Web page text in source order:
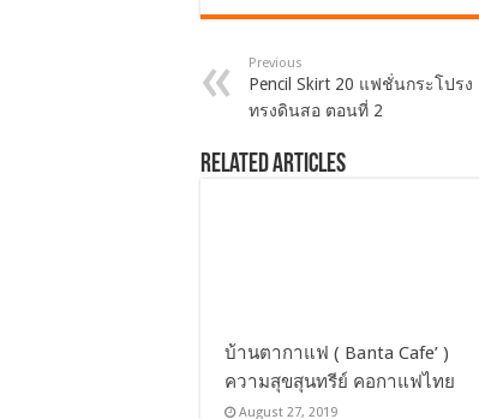
Previous
Pencil Skirt 20 แฟชั่นกระโปรง
ทรงดินสอ ตอนที่ 2
Related Articles
บ้านตากาแฟ ( Banta Cafe’ )
ความสุขสุนทรีย์ คอกาแฟไทย
August 27, 2019